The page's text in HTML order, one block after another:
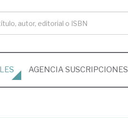
AGENCIA SUSCRIPCIONES